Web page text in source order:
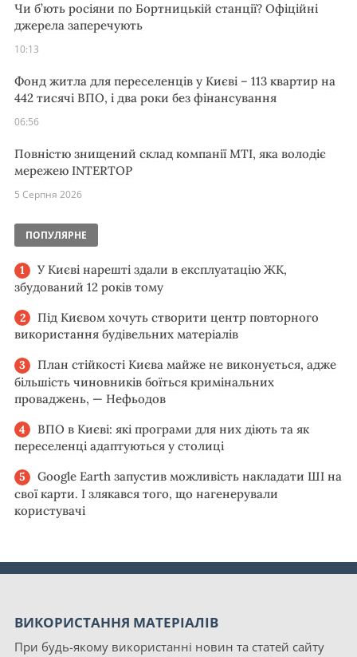
Чи б’ють росіяни по Бортницькій станції? Офіційні
джерела заперечують
10:13
Фонд житла для переселенців у Києві – 113 квартир на
442 тисячі ВПО, і два роки без фінансування
06:56
Повністю знищений склад компанії MTI, яка володіє
мережею INTERTOP
5 Серпня 2026
ПОПУЛЯРНЕ
У Києві нарешті здали в експлуатацію ЖК,
збудований 12 років тому
Під Києвом хочуть створити центр повторного
використання будівельних матеріалів
План стійкості Києва майже не виконується, адже
більшість чиновників боїться кримінальних
проваджень, — Нефьодов
ВПО в Києві: які програми для них діють та як
переселенці адаптуються у столиці
Google Earth запустив можливість накладати ШІ на
свої карти. І злякався того, що нагенерували
користувачі
ВИКОРИСТАННЯ МАТЕРІАЛІВ
При будь-якому використанні новин та статей сайту